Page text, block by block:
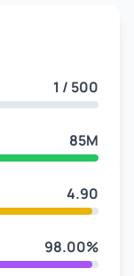
1 / 500
85M
4.90
98.00%